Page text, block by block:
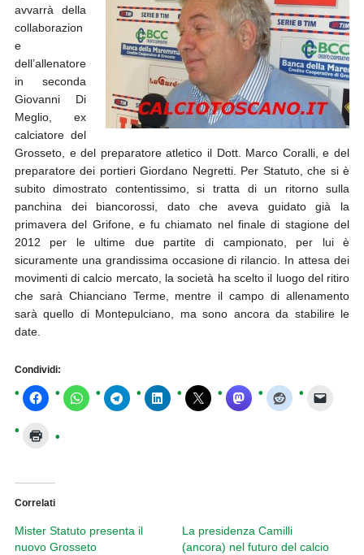
avvarrà della
collaborazion
e
dell’allenatore
in seconda
Giovanni Di
Meglio, ex
calciatore del
Grosseto, e del preparatore atletico il Dott. Marco Coralli, e del
preparatore dei portieri Giordano Negretti. Per Statuto, che si è
subito dimostrato contentissimo, si tratta di un ritorno sulla
panchina dei biancorossi, dato che aveva guidato già la
primavera del Grifone, e fu chiamato nel finale di stagione del
2012 per le ultime due partite di campionato, per lui è
sicuramente una grandissima occasione di rilancio. In attesa dei
movimenti di calcio mercato, la società ha scelto il luogo del ritiro
che sarà Chianciano Terme, mentre il campo di allenamento
sarà quello di Montepulciano, ma sono ancora da stabilire le
date.
Condividi:
Correlati
Mister Statuto presenta il
nuovo Grosseto
La presidenza Camilli
(ancora) nel futuro del calcio